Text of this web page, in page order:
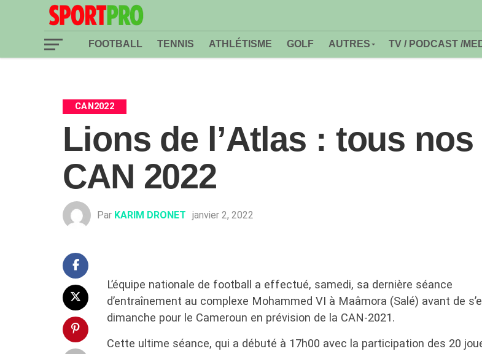
FOOTBALL TENNIS ATHLÉTISME GOLF AUTRES TV / PODCAST /
CAN2022
Lions de l’Atlas : tous
CAN 2022
Par KARIM DRONET janvier 2, 2022
L’équipe nationale de football a effectué, samedi, sa dernière séance
d’entraînement au complexe Mohammed VI à Maâmora (Salé) avant de
dimanche pour le Cameroun en prévision de la CAN-2021.
Cette ultime séance, qui a débuté à 17h00 avec la participation des 20